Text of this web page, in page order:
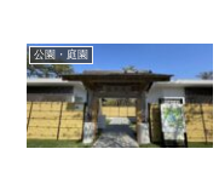
公園・庭園